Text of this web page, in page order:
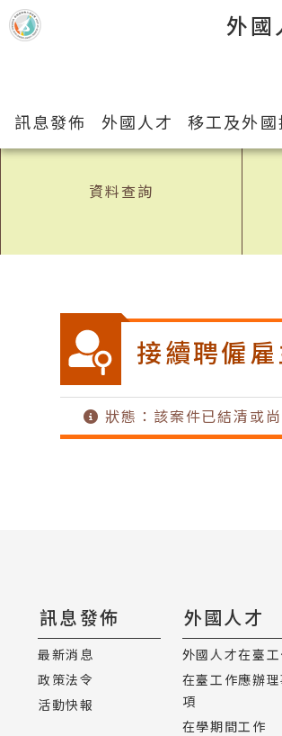
跳到主要內容區塊 外國
訊息發佈 外國人才 移工及外
資料查詢
接續聘僱
狀態：該案件已結清或
訊息發佈
最新消息
政策法令
活動快報
外國人才
外國人才在臺
在臺工作應辦理
項
在學期間工作